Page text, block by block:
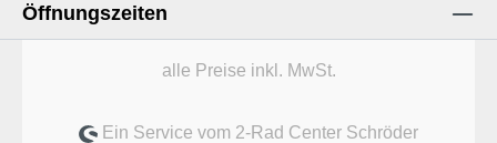
Öffnungszeiten
alle Preise inkl. MwSt.
Ein Service vom 2-Rad Center Schröder